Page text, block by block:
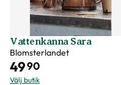
Vattenkanna Sara
Blomsterlandet
4990
Välj butik